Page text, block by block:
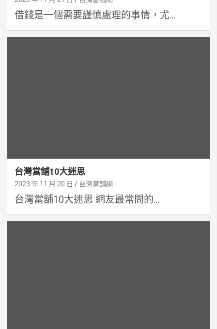
借錢是一個需要謹慎處理的事情，尤...
台灣當舖10大迷思
2023 年 11 月 20 日 台灣當舖網
台灣當舖10大迷思 網友最常問的...